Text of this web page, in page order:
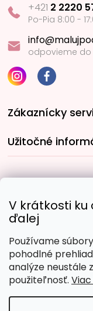
V krátkosti
ďalej
Používame
pohodlné
analýze neustále
použiteľnosť.
+421 2 2220
Po-Pia 8:00 -
odpovieme do
Zákaznícky
Užitočné